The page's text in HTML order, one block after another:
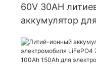
60V 30AH
аккумулятор для
трехколесного
велосипеда E-